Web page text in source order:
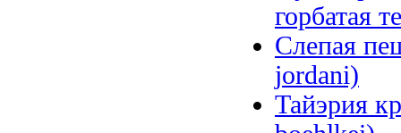
горбатая
Слепая
jordani)
Тайэрия